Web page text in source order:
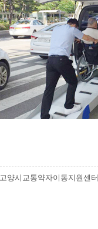
양시교통약자이동지원센터